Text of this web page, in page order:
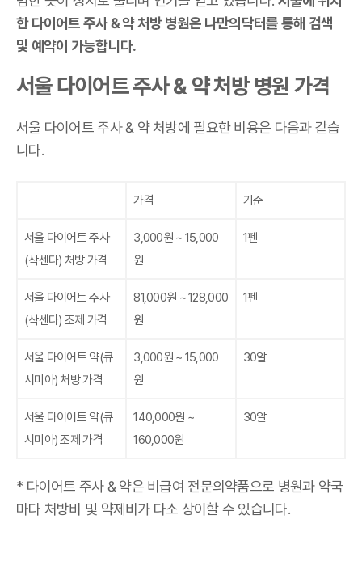
한 다이어트 주사 & 약 처방 병원은 나만의닥터를 통해 검색
및 예약이 가능합니다.
서울 다이어트 주사 & 약 처방 병원 가격
서울 다이어트 주사 & 약 처방에 필요한 비용은 다음과 같습
니다.
가격 기준
서울 다이어트 주사
(삭센다) 처방 가격
3,000원 ~ 15,000
원
1펜
서울 다이어트 주사
(삭센다) 조제 가격
81,000원 ~ 128,000
원
1펜
서울 다이어트 약(큐
시미아)처방 가격
3,000원 ~ 15,000
원
30알
서울 다이어트 약(큐
시미아)조제 가격
140,000원 ~
160,000원
30알
* 다이어트 주사 & 약은 비급여 전문의약품으로 병원과 약국
마다 처방비 및 약제비가 다소 상이할 수 있습니다.